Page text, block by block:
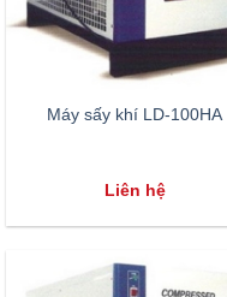
Máy sấy khí LD-100HA
Liên hệ